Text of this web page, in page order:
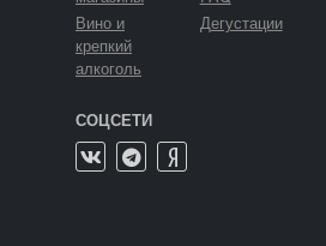
Вино и
крепкий
алкоголь
Дегустации
СОЦСЕТИ